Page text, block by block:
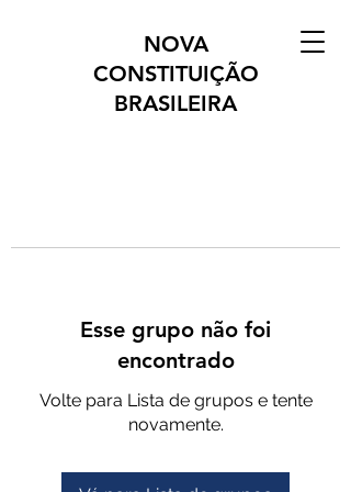
NOVA
CONSTITUIÇÃO
BRASILEIRA
Esse grupo não foi
encontrado
Volte para Lista de grupos e tente
novamente.